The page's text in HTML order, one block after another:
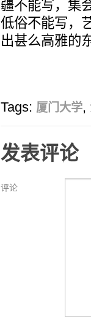
疆不能写，集
低俗不能写，
出甚么高雅的
Tags: 厦门大学,
发表评论
评论